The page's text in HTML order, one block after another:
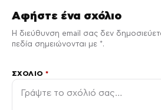
Αφήστε ένα σχόλιο
Η διεύθυνση email σας δεν
πεδία σημειώνονται με *.
ΣΧΌΛΙΟ*